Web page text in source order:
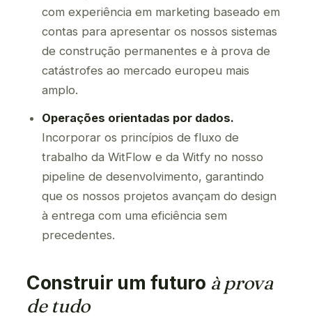
com experiência em marketing baseado em
contas para apresentar os nossos sistemas
de construção permanentes e à prova de
catástrofes ao mercado europeu mais
amplo.
Operações orientadas por dados.
Incorporar os princípios de fluxo de
trabalho da WitFlow e da Witfy no nosso
pipeline de desenvolvimento, garantindo
que os nossos projetos avançam do design
à entrega com uma eficiência sem
precedentes.
Construir um futuro à prova
de tudo